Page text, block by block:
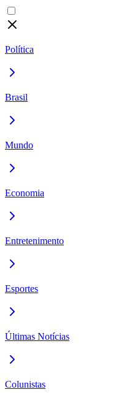
Política
Brasil
Mundo
Economia
Entretenimento
Esportes
Últimas Notícias
Colunistas